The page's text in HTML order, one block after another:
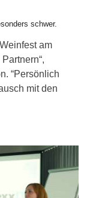
schwer.
am
“Persönlich
mit den